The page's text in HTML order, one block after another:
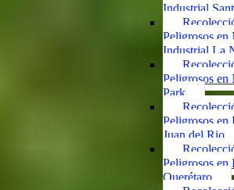
Industrial
Peligrosos en
Industrial La
Peligrosos
Park
Peligrosos en
Juan del Rio
Peligrosos en
Querétaro